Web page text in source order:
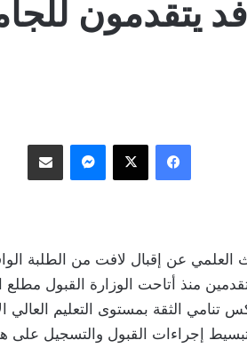
يتقدمون
فيسبوك ‫X ماسنجر مشاركة عبر البريد
العلمي عن إقبال لافت من الطلبة
منذ أتاحت الوزارة القبول مطلع
تنامي الثقة بمستوى التعليم العالي
لتبسيط إجراءات القبول والتسجيل على